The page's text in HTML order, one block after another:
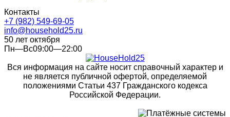
Контакты
+7 (982) 549-69-05
info@household25.ru
50 лет октября
Пн—Вс09:00—22:00
Вся информация на сайте носит справочный характер и
не является публичной офертой, определяемой
положениями Статьи 437 Гражданского кодекса
Российской Федерации.